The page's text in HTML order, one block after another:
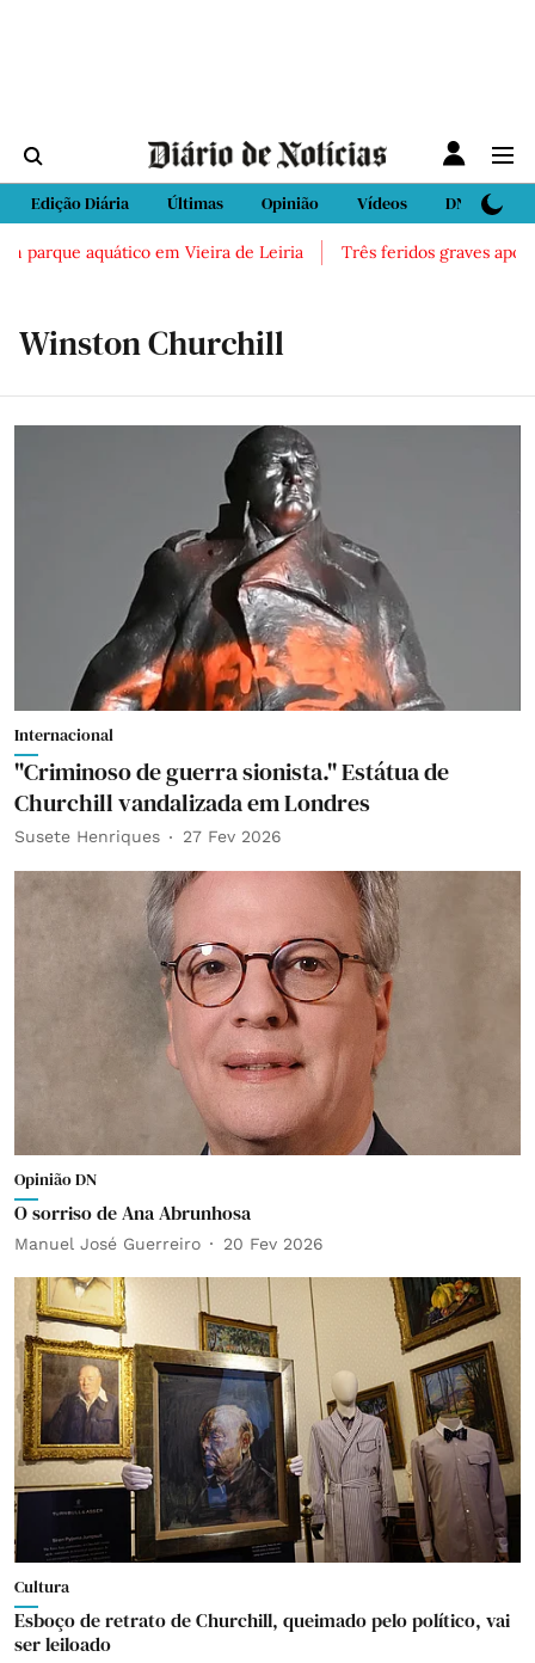
Edição Diária Últimas Opinião Vídeos DN Sport
aquático em Vieira de Leiria Três feridos graves após
Winston Churchill
Internacional
"Criminoso de guerra sionista." Estátua de
Churchill vandalizada em Londres
Susete Henriques 27 Fev 2026
Opinião DN
O sorriso de Ana Abrunhosa
Manuel José Guerreiro 20 Fev 2026
Cultura
Esboço de retrato de Churchill, queimado pelo político, vai
ser leiloado